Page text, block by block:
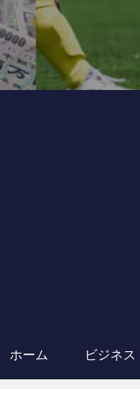
ホーム ビジネス